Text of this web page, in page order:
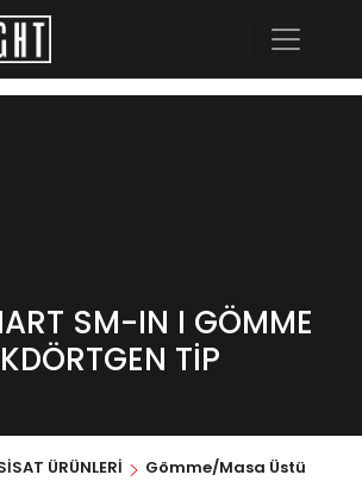
SM-IN I GÖMME
TİP
ÜRÜNLERİ
Gömme/Masa Üstü